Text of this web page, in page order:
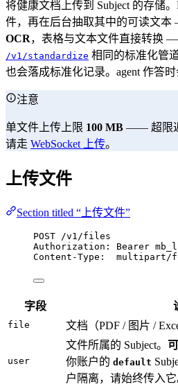
将健康文档上传到 Subject 的存储
件，再在后台抽取其中的可读文
OCR，表格与文本文件直接转换
/v1/standardize 相同的标准化管
也会落成标准化记录。agent 作答时
注意
单文件上传上限 100 MB —— 超限
请走 WebSocket 上传。
上传文件
Section titled “上传文件”
POST /v1/files
Authorization :
Bearer
Content-Type : multipart/
字段
file 文档（PDF / 图片 /
user
文件所属的 Subject。
你账户的 default
户隔离，请始终传入它